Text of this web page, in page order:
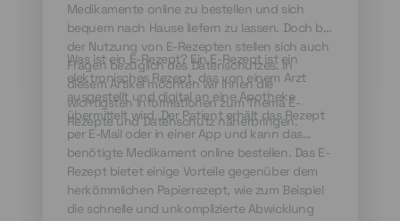
Medikamente online zu bestellen und sich
bequem nach Hause liefern zu lassen. Doch bei
der Nutzung von E-Rezepten stellen sich auch
Fragen bezüglich des Datenschutzes. In
diesem Artikel möchten wir Ihnen die
wichtigsten Informationen zum Thema E-
Rezepte und Datenschutz näherbringen.
Was ist ein E-Rezept? Ein E-Rezept ist ein
elektronisches Rezept, das von einem Arzt
ausgestellt und digital an eine Apotheke
übermittelt wird. Der Patient erhält das Rezept
per E-Mail oder in einer App und kann das
benötigte Medikament online bestellen. Das E-
Rezept bietet einige Vorteile gegenüber dem
herkömmlichen Papierrezept, wie zum Beispiel
die schnelle und unkomplizierte Abwicklung